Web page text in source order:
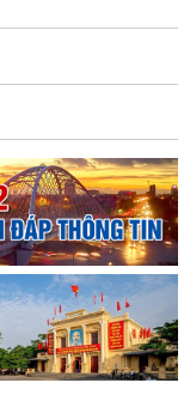
TẠI ĐƯỜNG TRẦN
phục cho 307 học
chống ma túy và nhân